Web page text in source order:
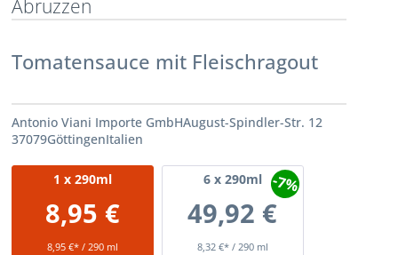
Abruzzen
Tomatensauce mit Fleischragout
Antonio Viani Importe GmbHAugust-Spindler-Str. 12
37079GöttingenItalien
1 x 290ml
8,95 €
8,95 €* / 290 ml
6x 290ml
49,92 €
8,32 €* / 290 ml
-7%